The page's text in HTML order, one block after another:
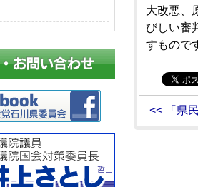
大改悪、
びしい審
すもので
<< 「県